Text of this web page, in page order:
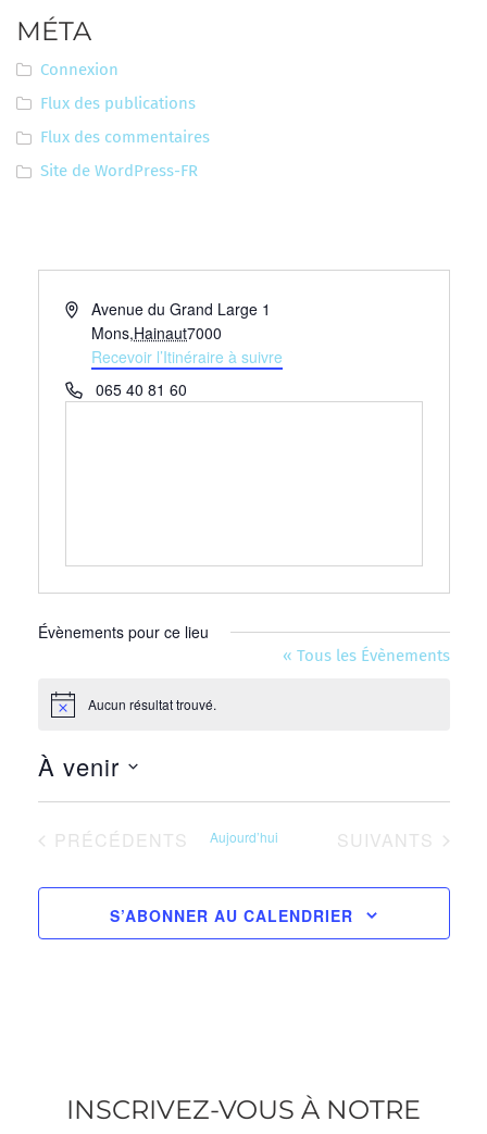
MÉTA
Connexion
Flux des publications
Flux des commentaires
Site de WordPress-FR
AdresseAvenue du Grand Large 1
Mons,Hainaut7000
Recevoir l’Itinéraire à suivre
Téléphone
065 40 81 60
Évènements pour ce lieu
« Tous les Évènements
Notice Aucun résultat trouvé.
À venir
date.ÉVÈNEMENTS
PRÉCÉDENTS Aujourd’hui ÉVÈNEMENTS
SUIVANTS
S’ABONNER AU CALENDRIER
INSCRIVEZ-VOUS À NOTRE